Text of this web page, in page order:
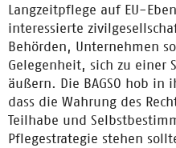
Langzeitpflege auf EU-
interessierte
Behörden, Unternehmen
Gelegenheit, sich zu einer
äußern. Die BAGSO hob
dass die Wahrung des
Teilhabe und
Pflegestrategie stehen